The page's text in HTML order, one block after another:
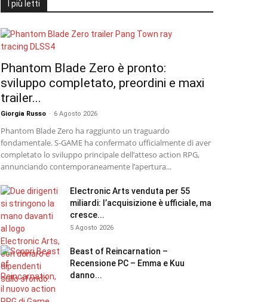
I più letti
Phantom Blade Zero è pronto:
sviluppo completato, preordini e maxi
trailer...
Giorgia Russo - 6 Agosto 2026
Phantom Blade Zero ha raggiunto un traguardo
fondamentale. S-GAME ha confermato ufficialmente di aver
completato lo sviluppo principale dell’atteso action RPG,
annunciando contemporaneamente l’apertura...
Electronic Arts venduta per 55
miliardi: l’acquisizione è ufficiale, ma
cresce...
5 Agosto 2026
Beast of Reincarnation –
Recensione PC – Emma e Kuu
danno...